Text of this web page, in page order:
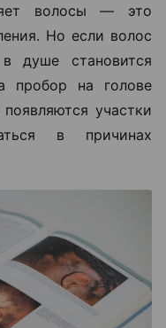
волосы — это
Но если волос
душе становится
пробор на голове
участки
в причинах